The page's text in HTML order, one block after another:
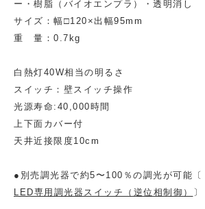
ー・樹脂（バイオエンプラ）・透明消し
サイズ：幅□120×出幅95mm
重 量：0.7kg
白熱灯40W相当の明るさ
スイッチ：壁スイッチ操作
光源寿命:40,000時間
上下面カバー付
天井近接限度10cm
●別売調光器で約5〜100％の調光が可能〔
LED専用調光器スイッチ（逆位相制御）
〕